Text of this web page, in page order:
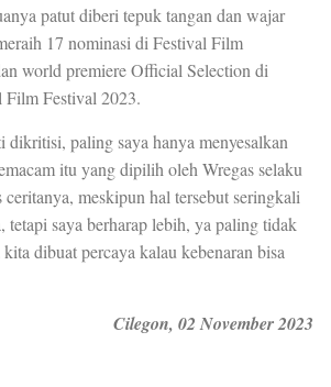
patut diberi tepuk tangan dan wajar
17 nominasi di Festival Film
world premiere Official Selection di
Festival 2023.
dikritisi, paling saya hanya menyesalkan
itu yang dipilih oleh Wregas selaku
ceritanya, meskipun hal tersebut seringkali
tetapi saya berharap lebih, ya paling tidak
dibuat percaya kalau kebenaran bisa
Cilegon, 02 November 2023